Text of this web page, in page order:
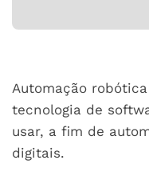
Automação
tecnologia de
usar, a fim de
digitais.